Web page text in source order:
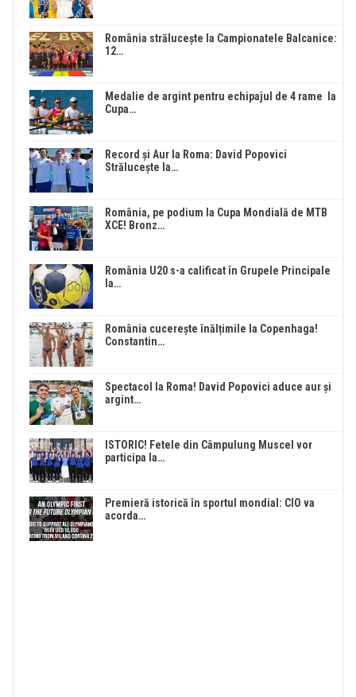
România strălucește la Campionatele Balcanice:
12…
Medalie de argint pentru echipajul de 4 rame la
Cupa…
Record și Aur la Roma: David Popovici
Strălucește la…
România, pe podium la Cupa Mondială de MTB
XCE! Bronz…
România U20 s-a calificat în Grupele Principale
la…
România cucerește înălțimile la Copenhaga!
Constantin…
Spectacol la Roma! David Popovici aduce aur și
argint…
ISTORIC! Fetele din Câmpulung Muscel vor
participa la…
Premieră istorică în sportul mondial: CIO va
acorda…